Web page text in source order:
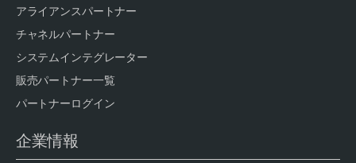
アライアンスパートナー
チャネルパートナー
システムインテグレーター
販売パートナー一覧
パートナーログイン
企業情報